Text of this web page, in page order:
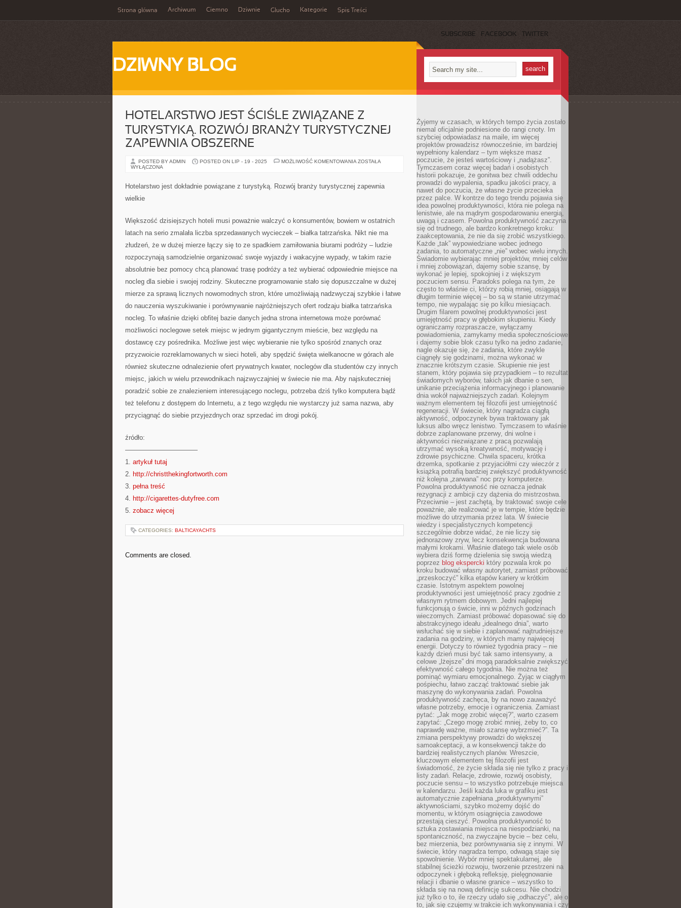
Strona główna Archiwum Ciemno Dziwnie Głucho Kategorie Spis Treści
SUBSCRIBE FACEBOOK TWITTER
DZIWNY BLOG
HOTELARSTWO JEST ŚCIŚLE ZWIĄZANE Z
TURYSTYKĄ. ROZWÓJ BRANŻY TURYSTYCZNEJ
ZAPEWNIA OBSZERNE
POSTED BY ADMIN POSTED ON LIP - 19 - 2025 MOŻLIWOŚĆ KOMENTOWANIA HOTELARSTWO
TURYSTYKĄ.
ZOSTAŁA
WYŁĄCZONA
Hotelarstwo jest dokładnie powiązane z turystyką. Rozwój branży turystycznej zapewnia
wielkie
Większość dzisiejszych hoteli musi poważnie walczyć o konsumentów, bowiem w ostatnich
latach na serio zmalała liczba sprzedawanych wycieczek – białka tatrzańska. Nikt nie ma
złudzeń, że w dużej mierze łączy się to ze spadkiem zamiłowania biurami podróży – ludzie
rozpoczynają samodzielnie organizować swoje wyjazdy i wakacyjne wypady, w takim razie
absolutnie bez pomocy chcą planować trasę podróży a też wybierać odpowiednie miejsce na
nocleg dla siebie i swojej rodziny. Skuteczne programowanie stało się dopuszczalne w dużej
mierze za sprawą licznych nowomodnych stron, które umożliwiają nadzwyczaj szybkie i łatwe
do nauczenia wyszukiwanie i porównywanie najróżniejszych ofert rodzaju białka tatrzańska
nocleg. To właśnie dzięki obfitej bazie danych jedna strona internetowa może porównać
możliwości noclegowe setek miejsc w jednym gigantycznym mieście, bez względu na
dostawcę czy pośrednika. Możliwe jest więc wybieranie nie tylko spośród znanych oraz
przyzwoicie rozreklamowanych w sieci hoteli, aby spędzić święta wielkanocne w górach ale
również skuteczne odnalezienie ofert prywatnych kwater, noclegów dla studentów czy innych
miejsc, jakich w wielu przewodnikach najzwyczajniej w świecie nie ma. Aby najskuteczniej
poradzić sobie ze znalezieniem interesującego noclegu, potrzeba dziś tylko komputera bądź
też telefonu z dostępem do Internetu, a z tego względu nie wystarczy już sama nazwa, aby
przyciągnąć do siebie przyjezdnych oraz sprzedać im drogi pokój.
źródło:
———————————
1. artykuł tutaj
2. http://christthekingfortworth.com
3. pełna treść
4. http://cigarettes-dutyfree.com
5. zobacz więcej
CATEGORIES: BALTICAYACHTS
Comments are closed.
Żyjemy w czasach, w których tempo życia zostało
niemal oficjalnie podniesione do rangi cnoty. Im
szybciej odpowiadasz na maile, im więcej
projektów prowadzisz równocześnie, im bardziej
wypełniony kalendarz – tym większe masz
poczucie, że jesteś wartościowy i „nadążasz”.
Tymczasem coraz więcej badań i osobistych
historii pokazuje, że gonitwa bez chwili oddechu
prowadzi do wypalenia, spadku jakości pracy, a
nawet do poczucia, że własne życie przecieka
przez palce. W kontrze do tego trendu pojawia się
idea powolnej produktywności, która nie polega na
lenistwie, ale na mądrym gospodarowaniu energią,
uwagą i czasem. Powolna produktywność zaczyna
się od trudnego, ale bardzo konkretnego kroku:
zaakceptowania, że nie da się zrobić wszystkiego.
Każde „tak” wypowiedziane wobec jednego
zadania, to automatyczne „nie” wobec wielu innych.
Świadomie wybierając mniej projektów, mniej celów
i mniej zobowiązań, dajemy sobie szansę, by
wykonać je lepiej, spokojniej i z większym
poczuciem sensu. Paradoks polega na tym, że
często to właśnie ci, którzy robią mniej, osiągają w
długim terminie więcej – bo są w stanie utrzymać
tempo, nie wypalając się po kilku miesiącach.
Drugim filarem powolnej produktywności jest
umiejętność pracy w głębokim skupieniu. Kiedy
ograniczamy rozpraszacze, wyłączamy
powiadomienia, zamykamy media społecznościowe
i dajemy sobie blok czasu tylko na jedno zadanie,
nagle okazuje się, że zadania, które zwykle
ciągnęły się godzinami, można wykonać w
znacznie krótszym czasie. Skupienie nie jest
stanem, który pojawia się przypadkiem – to rezultat
świadomych wyborów, takich jak dbanie o sen,
unikanie przeciążenia informacyjnego i planowanie
dnia wokół najważniejszych zadań. Kolejnym
ważnym elementem tej filozofii jest umiejętność
regeneracji. W świecie, który nagradza ciągłą
aktywność, odpoczynek bywa traktowany jak
luksus albo wręcz lenistwo. Tymczasem to właśnie
dobrze zaplanowane przerwy, dni wolne i
aktywności niezwiązane z pracą pozwalają
utrzymać wysoką kreatywność, motywację i
zdrowie psychiczne. Chwila spaceru, krótka
drzemka, spotkanie z przyjaciółmi czy wieczór z
książką potrafią bardziej zwiększyć produktywność
niż kolejna „zarwana” noc przy komputerze.
Powolna produktywność nie oznacza jednak
rezygnacji z ambicji czy dążenia do mistrzostwa.
Przeciwnie – jest zachętą, by traktować swoje cele
poważnie, ale realizować je w tempie, które będzie
możliwe do utrzymania przez lata. W świecie
wiedzy i specjalistycznych kompetencji
szczególnie dobrze widać, że nie liczy się
jednorazowy zryw, lecz konsekwencja budowana
małymi krokami. Właśnie dlatego tak wiele osób
wybiera dziś formę dzielenia się swoją wiedzą
poprzez blog ekspercki który pozwala krok po
kroku budować własny autorytet, zamiast próbować
„przeskoczyć” kilka etapów kariery w krótkim
czasie. Istotnym aspektem powolnej
produktywności jest umiejętność pracy zgodnie z
własnym rytmem dobowym. Jedni najlepiej
funkcjonują o świcie, inni w późnych godzinach
wieczornych. Zamiast próbować dopasować się do
abstrakcyjnego ideału „idealnego dnia”, warto
wsłuchać się w siebie i zaplanować najtrudniejsze
zadania na godziny, w których mamy najwięcej
energii. Dotyczy to również tygodnia pracy – nie
każdy dzień musi być tak samo intensywny, a
celowe „lżejsze” dni mogą paradoksalnie zwiększyć
efektywność całego tygodnia. Nie można też
pominąć wymiaru emocjonalnego. Żyjąc w ciągłym
pośpiechu, łatwo zacząć traktować siebie jak
maszynę do wykonywania zadań. Powolna
produktywność zachęca, by na nowo zauważyć
własne potrzeby, emocje i ograniczenia. Zamiast
pytać: „Jak mogę zrobić więcej?”, warto czasem
zapytać: „Czego mogę zrobić mniej, żeby to, co
naprawdę ważne, miało szansę wybrzmieć?”. Ta
zmiana perspektywy prowadzi do większej
samoakceptacji, a w konsekwencji także do
bardziej realistycznych planów. Wreszcie,
kluczowym elementem tej filozofii jest
świadomość, że życie składa się nie tylko z pracy i
listy zadań. Relacje, zdrowie, rozwój osobisty,
poczucie sensu – to wszystko potrzebuje miejsca
w kalendarzu. Jeśli każda luka w grafiku jest
automatycznie zapełniana „produktywnymi”
aktywnościami, szybko możemy dojść do
momentu, w którym osiągnięcia zawodowe
przestają cieszyć. Powolna produktywność to
sztuka zostawiania miejsca na niespodzianki, na
spontaniczność, na zwyczajne bycie – bez celu,
bez mierzenia, bez porównywania się z innymi. W
świecie, który nagradza tempo, odwagą staje się
spowolnienie. Wybór mniej spektakularnej, ale
stabilnej ścieżki rozwoju, tworzenie przestrzeni na
odpoczynek i głęboką refleksję, pielęgnowanie
relacji i dbanie o własne granice – wszystko to
składa się na nową definicję sukcesu. Nie chodzi
już tylko o to, ile rzeczy udało się „odhaczyć”, ale o
to, jak się czujemy w trakcie ich wykonywania i czy